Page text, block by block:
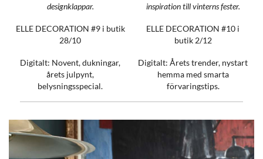
designklappar.
ELLE DECORATION #9 i butik
28/10
Digitalt: Novent, dukningar,
årets julpynt,
belysningsspecial.
inspiration till vinterns fester.
ELLE DECORATION #10 i
butik 2/12
Digitalt: Årets trender, nystart
hemma med smarta
förvaringstips.